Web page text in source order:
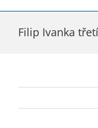
Filip Ivanka